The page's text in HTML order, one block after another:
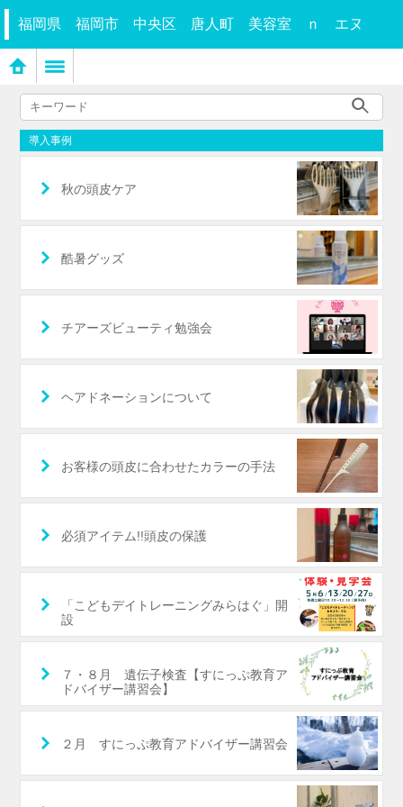
福岡県 福岡市 中央区 唐人町 美容室 ｎ エヌ
導入事例
秋の頭皮ケア
酷暑グッズ
チアーズビューティ勉強会
ヘアドネーションについて
お客様の頭皮に合わせたカラーの手法
必須アイテム!!頭皮の保護
「こどもデイトレーニングみらはぐ」開
設
７・８月 遺伝子検査【すにっぷ教育ア
ドバイザー講習会】
２月 すにっぷ教育アドバイザー講習会